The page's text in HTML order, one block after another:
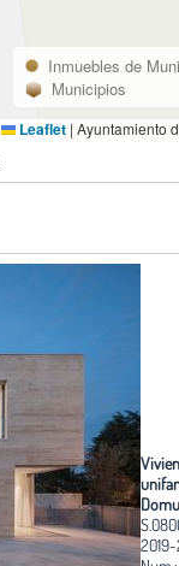
Inmuebles de
Municipios
Leaflet | Ayuntamiento